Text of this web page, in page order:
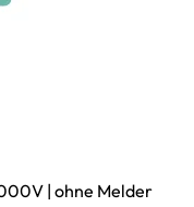
| ohne Melder